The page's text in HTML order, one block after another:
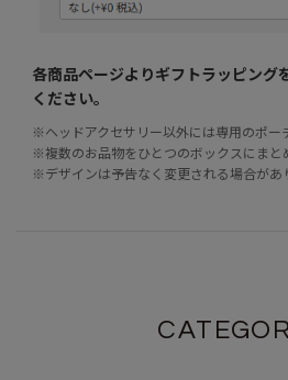
各商品ページよりギフトラッピング
ください。
※ヘッドアクセサリー以外には専用のポー
※複数のお品物をひとつのボックスにまと
※デザインは予告なく変更される場合があ